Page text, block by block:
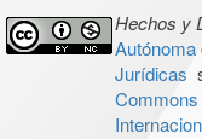
Hechos y
Autónoma
Jurídicas